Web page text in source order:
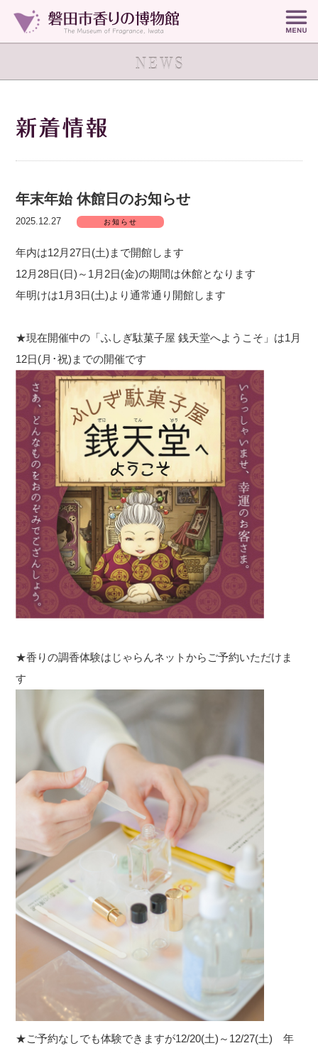
年末年始 休館日のお知らせ
2025.12.27 お知らせ
年内は12月27日(土)まで開館します
12月28日(日)～1月2日(金)の期間は休館となります
年明けは1月3日(土)より通常通り開館します
★現在開催中の「ふしぎ駄菓子屋 銭天堂へようこそ」は1月
12日(月･祝)までの開催です
★香りの調香体験はじゃらんネットからご予約いただけま
す
★ご予約なしでも体験できますが12/20(土)～12/27(土) 年